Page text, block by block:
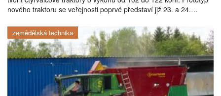
nového traktoru se veřejnosti poprvé představí již 23. a 24.…
zemědělská technika